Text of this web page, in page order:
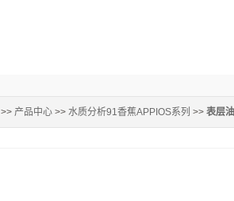
>> 产品中心 >> 水质分析91香蕉APPIOS系列 >> 表层